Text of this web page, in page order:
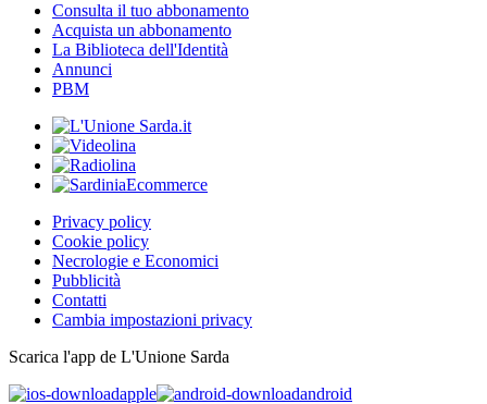
Consulta il tuo abbonamento
Acquista un abbonamento
La Biblioteca dell'Identità
Annunci
PBM
Privacy policy
Cookie policy
Necrologie e Economici
Pubblicità
Contatti
Cambia impostazioni privacy
Scarica l'app de L'Unione Sarda
apple
android